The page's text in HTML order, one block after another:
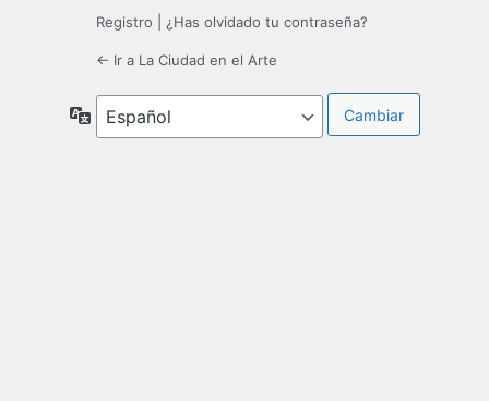
Registro ¿Has olvidado tu contraseña?
← Ir a La Ciudad en el Arte
Idioma